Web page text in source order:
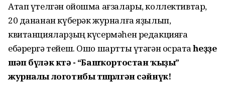
Атап үтелгән ойошма ағзалары, коллективтар,
20 дананан күберәк журналға яҙылып,
квитанцияларҙың күсермәһен редакцияға
ебәрергә тейеш. Ошо шартты үтәгән осраҡтаһеҙҙе
шәп бүләк көтә - “Башҡортостан ҡыҙы”
журналы логотибы төшөрөлгән сәйнүк!